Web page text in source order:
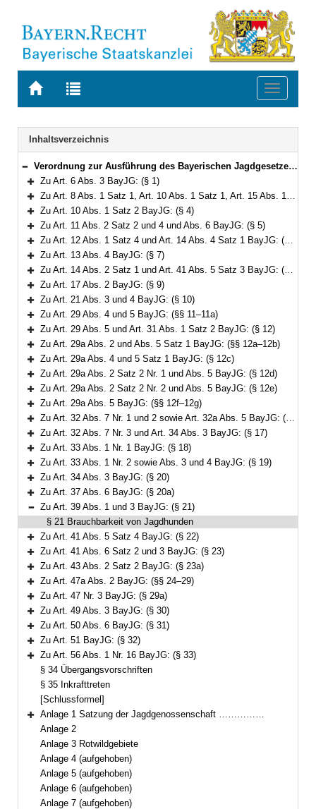
Zur
BAYERN.RECHT
Zur
letzten
Suche
Toggle
Navigation
Inhaltsverzeichnis
Bereich reduzieren
Verordnung zur Ausführung des Bayerischen Jagdgesetzes (AVBayJG) Vom 1. März 1983 (GVBl. S. 51) BayRS 792-2-W (§§ 1–35)
Bereich erweitern
Zu Art. 6 Abs. 3 BayJG: (§ 1)
Bereich erweitern
Zu Art. 8 Abs. 1 Satz 1, Art. 10 Abs. 1 Satz 1, Art. 15 Abs. 1 Satz 1 und Art. 16 Abs. 1 Satz 1 BayJG: (§§ 2–3)
Bereich erweitern
Zu Art. 10 Abs. 1 Satz 2 BayJG: (§ 4)
Bereich erweitern
Zu Art. 11 Abs. 2 Satz 2 und 4 und Abs. 6 BayJG: (§ 5)
Bereich erweitern
Zu Art. 12 Abs. 1 Satz 4 und Art. 14 Abs. 4 Satz 1 BayJG: (§ 6)
Bereich erweitern
Zu Art. 13 Abs. 4 BayJG: (§ 7)
Bereich erweitern
Zu Art. 14 Abs. 2 Satz 1 und Art. 41 Abs. 5 Satz 3 BayJG: (§ 8)
Bereich erweitern
Zu Art. 17 Abs. 2 BayJG: (§ 9)
Bereich erweitern
Zu Art. 21 Abs. 3 und 4 BayJG: (§ 10)
Bereich erweitern
Zu Art. 29 Abs. 4 und 5 BayJG: (§§ 11–11a)
Bereich erweitern
Zu Art. 29 Abs. 5 und Art. 31 Abs. 1 Satz 2 BayJG: (§ 12)
Bereich erweitern
Zu Art. 29a Abs. 2 und Abs. 5 Satz 1 BayJG: (§§ 12a–12b)
Bereich erweitern
Zu Art. 29a Abs. 4 und 5 Satz 1 BayJG: (§ 12c)
Bereich erweitern
Zu Art. 29a Abs. 2 Satz 2 Nr. 1 und Abs. 5 BayJG: (§ 12d)
Bereich erweitern
Zu Art. 29a Abs. 2 Satz 2 Nr. 2 und Abs. 5 BayJG: (§ 12e)
Bereich erweitern
Zu Art. 29a Abs. 5 BayJG: (§§ 12f–12g)
Bereich erweitern
Zu Art. 32 Abs. 7 Nr. 1 und 2 sowie Art. 32a Abs. 5 BayJG: (§§ 13–16)
Bereich erweitern
Zu Art. 32 Abs. 7 Nr. 3 und Art. 34 Abs. 3 BayJG: (§ 17)
Bereich erweitern
Zu Art. 33 Abs. 1 Nr. 1 BayJG: (§ 18)
Bereich erweitern
Zu Art. 33 Abs. 1 Nr. 2 sowie Abs. 3 und 4 BayJG: (§ 19)
Bereich erweitern
Zu Art. 34 Abs. 3 BayJG: (§ 20)
Bereich erweitern
Zu Art. 37 Abs. 6 BayJG: (§ 20a)
Bereich reduzieren
Zu Art. 39 Abs. 1 und 3 BayJG: (§ 21)
§ 21 Brauchbarkeit von Jagdhunden
Bereich erweitern
Zu Art. 41 Abs. 5 Satz 4 BayJG: (§ 22)
Bereich erweitern
Zu Art. 41 Abs. 6 Satz 2 und 3 BayJG: (§ 23)
Bereich erweitern
Zu Art. 43 Abs. 2 Satz 2 BayJG: (§ 23a)
Bereich erweitern
Zu Art. 47a Abs. 2 BayJG: (§§ 24–29)
Bereich erweitern
Zu Art. 47 Nr. 3 BayJG: (§ 29a)
Bereich erweitern
Zu Art. 49 Abs. 3 BayJG: (§ 30)
Bereich erweitern
Zu Art. 50 Abs. 6 BayJG: (§ 31)
Bereich erweitern
Zu Art. 51 BayJG: (§ 32)
Bereich erweitern
Zu Art. 56 Abs. 1 Nr. 16 BayJG: (§ 33)
§ 34 Übergangsvorschriften
§ 35 Inkrafttreten
[Schlussformel]
Bereich erweitern
Anlage 1 Satzung der Jagdgenossenschaft ……………
Anlage 2
Anlage 3 Rotwildgebiete
Anlage 4 (aufgehoben)
Anlage 5 (aufgehoben)
Anlage 6 (aufgehoben)
Anlage 7 (aufgehoben)